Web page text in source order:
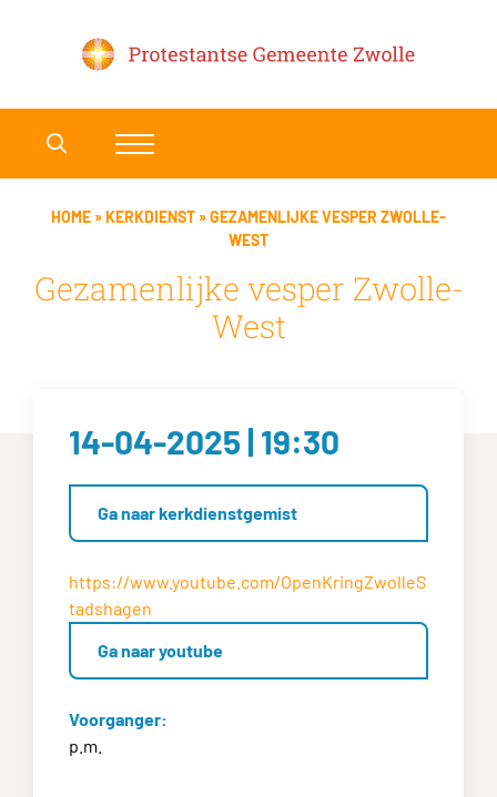
HOME »KERKDIENST »GEZAMENLIJKE VESPER ZWOLLE-
WEST
Gezamenlijke vesper Zwolle-
West
14-04-2025 | 19:30
Ga naar kerkdienstgemist
https://www.youtube.com/OpenKringZwolleS
tadshagen
Ga naar youtube
Voorganger:
p.m.